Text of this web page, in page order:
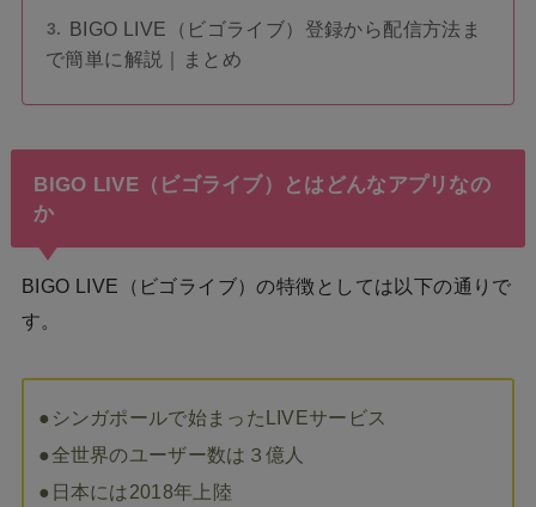
BIGO LIVE（ビゴライブ）登録から配信方法ま
で簡単に解説｜まとめ
BIGO LIVE（ビゴライブ）とはどんなアプリなの
か
BIGO LIVE（ビゴライブ）の特徴としては以下の通りで
す。
●シンガポールで始まったLIVEサービス
●全世界のユーザー数は３億人
●日本には2018年上陸